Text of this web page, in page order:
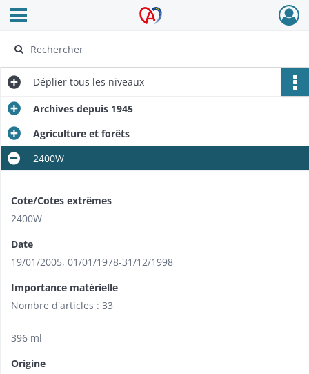
Archives Alsace - Colmar
Ouvrir le menu déroulant
Déplier tous les niveaux
Archives depuis 1945
Agriculture et forêts
2400W
Cote/Cotes extrêmes
2400W
Date
19/01/2005, 01/01/1978-31/12/1998
Importance matérielle
Nombre d'articles : 33
396 ml
Origine